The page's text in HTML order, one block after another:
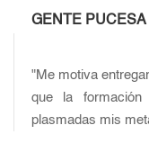
GENTE PUCESA
"Me motiva
que la formación
plasmadas mis